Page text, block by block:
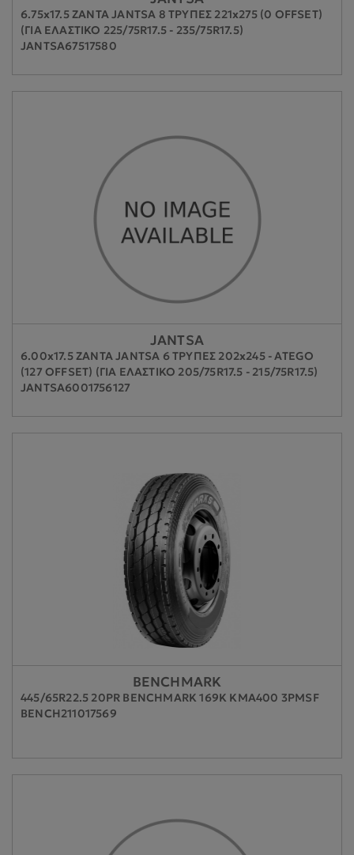
6.75x17.5 ΖΑΝΤΑ JANTSA 8 ΤΡΥΠΕΣ 221x275 (0 OFFSET)
(ΓΙΑ ΕΛΑΣΤΙΚΟ 225/75R17.5 - 235/75R17.5)
JANTSA67517580
JANTSA
6.00x17.5 ΖΑΝΤΑ JANTSA 6 ΤΡΥΠΕΣ 202x245 - ATEGO
(127 OFFSET) (ΓΙΑ ΕΛΑΣΤΙΚΟ 205/75R17.5 - 215/75R17.5)
JANTSA6001756127
BENCHMARK
445/65R22.5 20PR BENCHMARK 169K KMA400 3PMSF
BENCH211017569